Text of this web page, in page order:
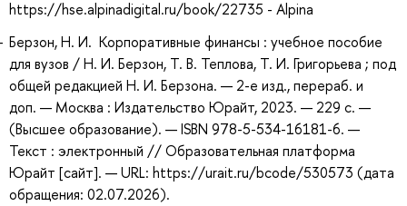
https://hse.alpinadigital.ru/book/22735 - Alpina
Берзон, Н. И. Корпоративные финансы : учебное пособие
для вузов / Н. И. Берзон, Т. В. Теплова, Т. И. Григорьева ; под
общей редакцией Н. И. Берзона. — 2-е изд., перераб. и
доп. — Москва : Издательство Юрайт, 2023. — 229 с. —
(Высшее образование). — ISBN 978-5-534-16181-6. —
Текст : электронный // Образовательная платформа
Юрайт [сайт]. — URL: https://urait.ru/bcode/530573 (дата
обращения: 02.07.2026).